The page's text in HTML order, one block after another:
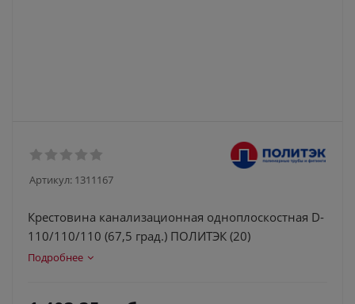
Артикул: 1311167
Крестовина канализационная одноплоскостная D-
110/110/110 (67,5 град.) ПОЛИТЭК (20)
Подробнее